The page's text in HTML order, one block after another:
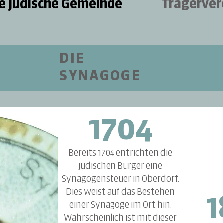
Jüdische Gemeinde
DIE
SYNAGOGE
1704
Bereits 1704 entrichten die
jüdischen Bürger eine
Synagogensteuer in Oberdorf.
Dies weist auf das Bestehen
einer Synagoge im Ort hin.
Wahrscheinlich ist mit dieser